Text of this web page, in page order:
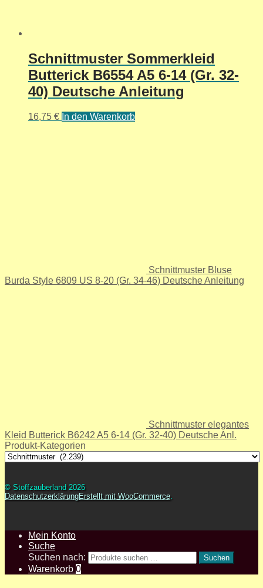
Schnittmuster Sommerkleid
Butterick B6554 A5 6-14 (Gr. 32-
40) Deutsche Anleitung
16,75 € In den Warenkorb
Schnittmuster Bluse
Burda Style 6809 US 8-20 (Gr. 34-46) Deutsche Anleitung
Schnittmuster elegantes
Kleid Butterick B6242 A5 6-14 (Gr. 32-40) Deutsche Anl.
Produkt-Kategorien
© Stoffzauberland 2026
DatenschutzerklärungErstellt mit WooCommerce
Mein Konto
Suche
Suchen nach:
Suchen
Warenkorb 0